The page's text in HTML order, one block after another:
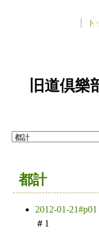
ト
旧道倶
都計
2012-01-21#p01
＃1